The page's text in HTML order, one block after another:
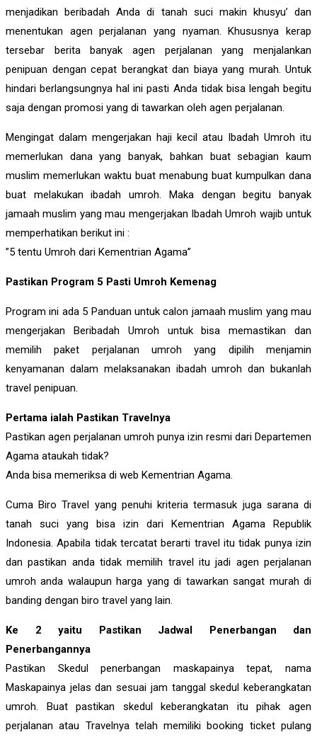
menjadikan beribadah Anda di tanah suci makin khusyu’ dan
menentukan agen perjalanan yang nyaman. Khususnya kerap
tersebar berita banyak agen perjalanan yang menjalankan
penipuan dengan cepat berangkat dan biaya yang murah. Untuk
hindari berlangsungnya hal ini pasti Anda tidak bisa lengah begitu
saja dengan promosi yang di tawarkan oleh agen perjalanan.
Mengingat dalam mengerjakan haji kecil atau Ibadah Umroh itu
memerlukan dana yang banyak, bahkan buat sebagian kaum
muslim memerlukan waktu buat menabung buat kumpulkan dana
buat melakukan ibadah umroh. Maka dengan begitu banyak
jamaah muslim yang mau mengerjakan Ibadah Umroh wajib untuk
memperhatikan berikut ini :
”5 tentu Umroh dari Kementrian Agama”
Pastikan Program 5 Pasti Umroh Kemenag
Program ini ada 5 Panduan untuk calon jamaah muslim yang mau
mengerjakan Beribadah Umroh untuk bisa memastikan dan
memilih paket perjalanan umroh yang dipilih menjamin
kenyamanan dalam melaksanakan ibadah umroh dan bukanlah
travel penipuan.
Pertama ialah Pastikan Travelnya
Pastikan agen perjalanan umroh punya izin resmi dari Departemen
Agama ataukah tidak?
Anda bisa memeriksa di web Kementrian Agama.
Cuma Biro Travel yang penuhi kriteria termasuk juga sarana di
tanah suci yang bisa izin dari Kementrian Agama Republik
Indonesia. Apabila tidak tercatat berarti travel itu tidak punya izin
dan pastikan anda tidak memilih travel itu jadi agen perjalanan
umroh anda walaupun harga yang di tawarkan sangat murah di
banding dengan biro travel yang lain.
Ke 2 yaitu Pastikan Jadwal Penerbangan dan
Penerbangannya
Pastikan Skedul penerbangan maskapainya tepat, nama
Maskapainya jelas dan sesuai jam tanggal skedul keberangkatan
umroh. Buat pastikan skedul keberangkatan itu pihak agen
perjalanan atau Travelnya telah memiliki booking ticket pulang